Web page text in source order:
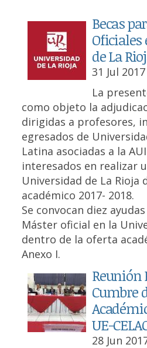
Becas
de La
31 Jul 2017
La
como objeto la
dirigidas a profesores,
egresados de
Latina asociadas a la
interesados en realizar
Universidad de La Rioja
académico 2017- 2018.
Se convocan diez
Máster oficial en la
dentro de la oferta
Anexo I.
Reunión
Cumbre
UE-
28 Jun